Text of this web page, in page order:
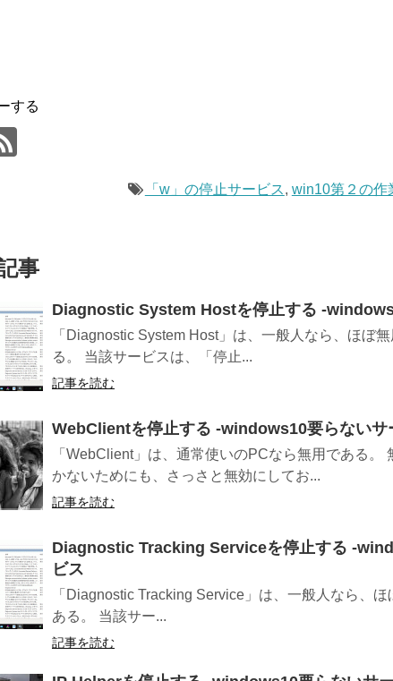
する
「w」の停止サービス, win10第２の作
事
Diagnostic System Hostを停止する
「Diagnostic System Host」は、一般人なら、ほぼ
る。 当該サービスは、「停止...
記事を読む
WebClientを停止する ‐windows10要らないサ
「WebClient」は、通常使いのPCなら無用である。
かないためにも、さっさと無効にしてお...
記事を読む
Diagnostic Tracking Serviceを停止する
ビス
「Diagnostic Tracking Service」は、一般人なら、
ある。 当該サー...
記事を読む